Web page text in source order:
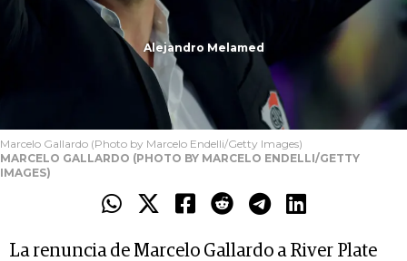
Alejandro Melamed
Marcelo Gallardo (Photo by Marcelo Endelli/Getty Images)
MARCELO GALLARDO (PHOTO BY MARCELO ENDELLI/GETTY
IMAGES)
La renuncia de Marcelo Gallardo a River Plate